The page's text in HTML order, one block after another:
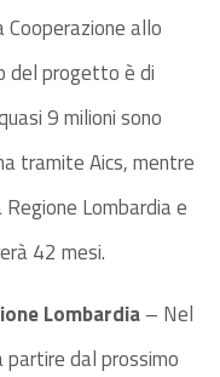
allo
del progetto è di
9 milioni sono
tramite Aics, mentre
Lombardia e
42 mesi.
Lombardia– Nel
dal prossimo